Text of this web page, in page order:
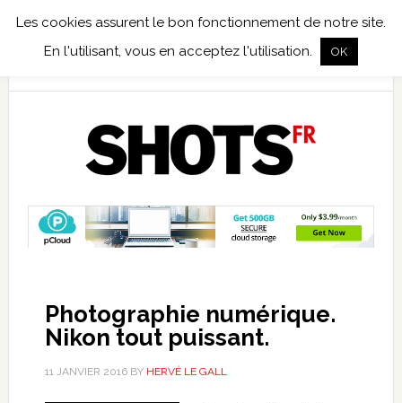
Photographie numérique.
Nikon tout puissant.
11 JANVIER 2016BY HERVÉ LE GALL
Les cookies assurent le bon fonctionnement de notre site.
En l'utilisant, vous en acceptez l'utilisation.
OK